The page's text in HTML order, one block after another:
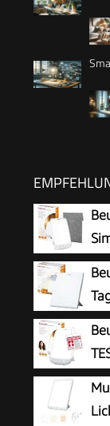
geregelten
Dimmer,
einen
Human